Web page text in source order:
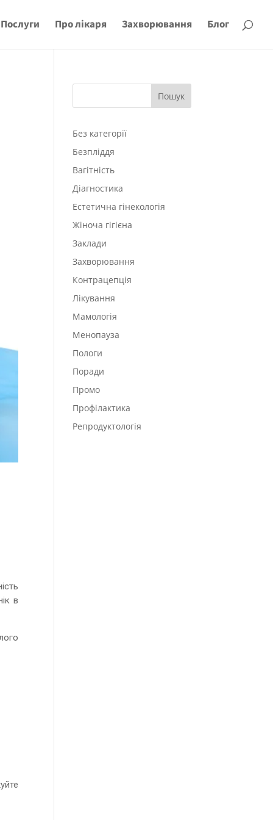
Послуги Про лікаря Захворювання Блог
в
Пошук
Без категорії
Безпліддя
Вагітність
Діагностика
Естетична гінекологія
Жіноча гігієна
Заклади
Захворювання
Контрацепція
Лікування
Мамологія
Менопауза
Пологи
Поради
Промо
Профілактика
Репродуктологія